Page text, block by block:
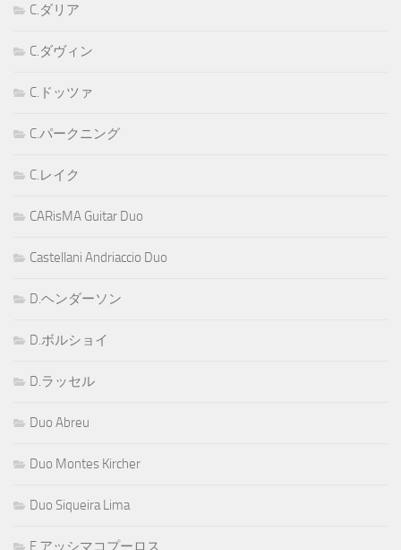
C.ダリア
C.ダヴィン
C.ドッツァ
C.パークニング
C.レイク
CARisMA Guitar Duo
Castellani Andriaccio Duo
D.ヘンダーソン
D.ボルショイ
D.ラッセル
Duo Abreu
Duo Montes Kircher
Duo Siqueira Lima
E.アッシマコプーロス